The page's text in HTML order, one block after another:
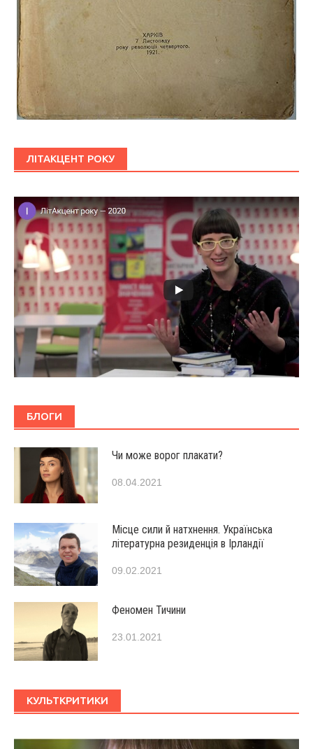
ЛІТАКЦЕНТ РОКУ
БЛОГИ
Чи може ворог плакати?
08.04.2021
Місце сили й натхнення. Українська
літературна резиденція в Ірландії
09.02.2021
Феномен Тичини
23.01.2021
КУЛЬТКРИТИКИ